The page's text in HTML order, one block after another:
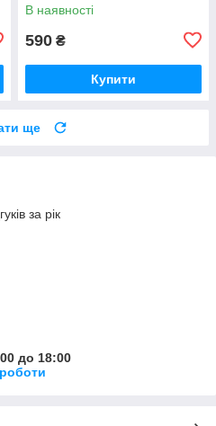
В наявності
590 ₴
Купити
ще
за рік
до 18:00